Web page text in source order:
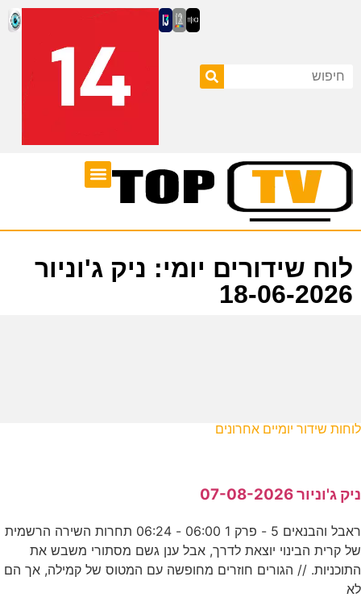
לוח שידורים יומי: ניק ג'וניור
18-06-2026
לוחות שידור יומיים אחרונים
ניק ג'וניור 07-08-2026
ראבל והבנאים 5 - פרק 1 06:00 - 06:24 תחרות השירה הרשמית
של קרית הבינוי יוצאת לדרך, אבל ענן גשם מסתורי משבש את
התוכניות. // הגורים חוזרים מחופשה עם המטוס של קמילה, אך הם
לא